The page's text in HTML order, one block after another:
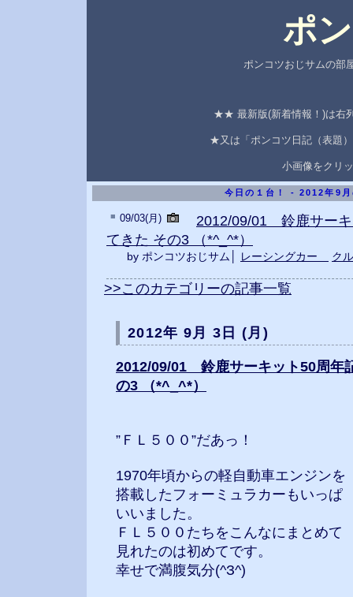
ポ
ポンコツおじサムの部
★★ 最新版(新着情報！)は右
★又は「ポンコツ日記（表題
小画像をクリ
今日の１台！ - 2012年9月
■ 09/03(月)
2012/09/01 鈴鹿サー
てきた その3 （*^_^*）
by ポンコツおじサム│ レーシングカー ク
>>このカテゴリーの記事一覧
2012年 9月 3日 (月)
2012/09/01 鈴鹿サーキット50周年
の3 （*^_^*）
”ＦＬ５００”だあっ！
1970年頃からの軽自動車エンジンを
搭載したフォーミュラカーもいっぱ
いいました。
ＦＬ５００たちをこんなにまとめて
見れたのは初めてです。
幸せで満腹気分(^З^)